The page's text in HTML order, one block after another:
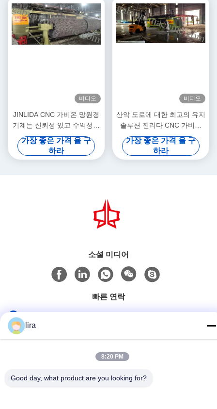
비디오
JINLIDA CNC 가비온 망원경
기계는 신뢰성 있고 수익성이
높은 생산을 위해 만들어졌습
니다.
가장 좋은 가격 을 구
하라
비디오
산악 도로에 대한 최고의 유지
솔루션 진리다 CNC 가비온
기계 글로벌 경사 보호 프로젝
트를 지원합니다
가장 좋은 가격 을 구
하라
소셜 미디어
빠른 연락
86-510-86385783
주소
lira
8:20 PM
Good day, what product are you looking for?